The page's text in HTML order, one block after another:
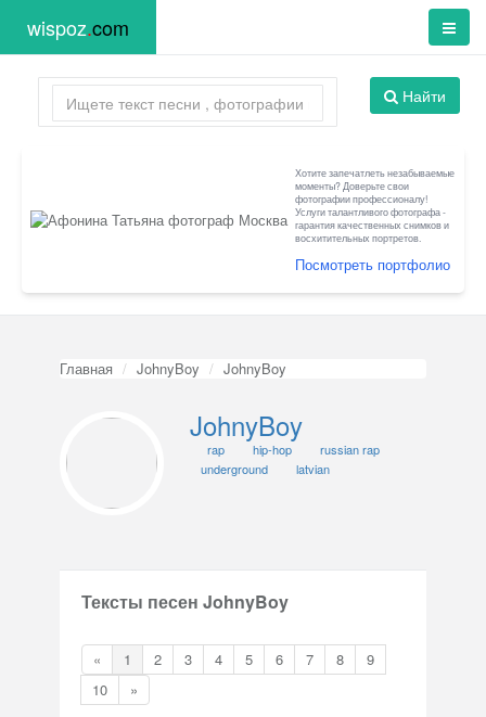
wispoz.com
Найти
Хотите запечатлеть незабываемые
моменты? Доверьте свои
фотографии профессионалу!
Услуги талантливого фотографа -
гарантия качественных снимков и
восхитительных портретов.
Посмотреть портфолио
Главная JohnyBoy JohnyBoy
JohnyBoy
rap hip-hop
russian rap
underground
latvian
Тексты песен JohnyBoy
« 1 2 3 4 5 6 7 8
9
10
»